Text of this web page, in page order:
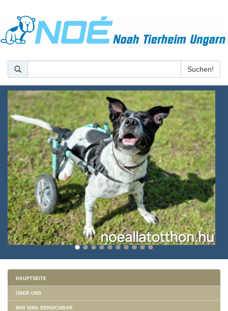
HAUPTSEITE
ÜBER UNS
WIR SIND ERREICHBAR